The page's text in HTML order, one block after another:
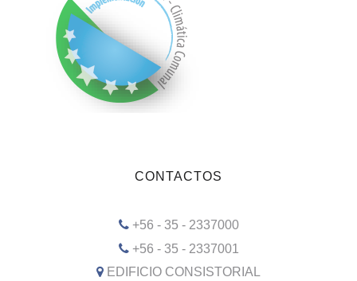
CONTACTOS
+56 - 35 - 2337000
+56 - 35 - 2337001
EDIFICIO CONSISTORIAL